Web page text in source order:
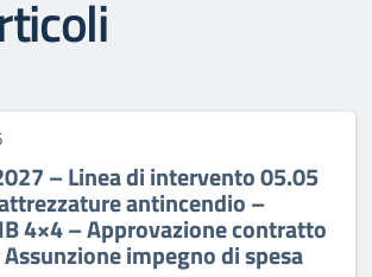
– Linea di intervento 05.05
antincendio –
4×4 – Approvazione contratto
impegno di spesa